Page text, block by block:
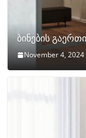
ბინების
November 4, 2024